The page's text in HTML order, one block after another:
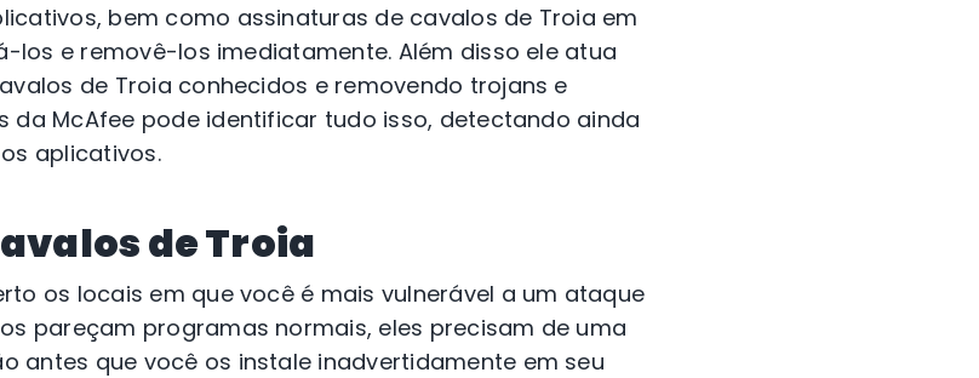
bem como assinaturas de cavalos de Troia em
los e removê-los imediatamente. Além disso ele atua
de Troia conhecidos e removendo trojans e
da McAfee pode identificar tudo isso, detectando ainda
aplicativos.
de Troia
os locais em que você é mais vulnerável a um ataque
pareçam programas normais, eles precisam de uma
antes que você os instale inadvertidamente em seu